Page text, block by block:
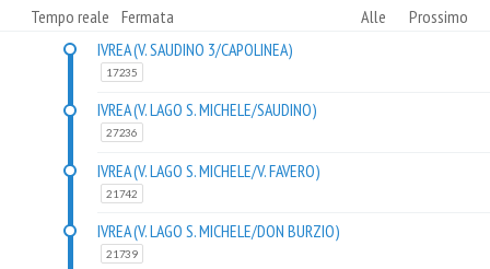
Tempo reale Fermata Alle
Prossimo
IVREA (V. SAUDINO 3/CAPOLINEA)
17235
IVREA (V. LAGO S. MICHELE/SAUDINO)
27236
IVREA (V. LAGO S. MICHELE/V. FAVERO)
21742
IVREA (V. LAGO S. MICHELE/DON BURZIO)
21739